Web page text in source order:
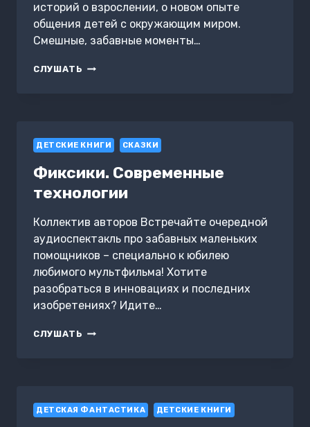
историй о взрослении, о новом опыте
общения детей с окружающим миром.
Смешные, забавные моменты…
СЛУШАТЬ ПРОСТИ
ДЕТСКИЕ КНИГИ СКАЗКИ
Фиксики. Современные
технологии
Коллектив авторов Встречайте очередной
аудиоспектакль про забавных маленьких
помощников – специально к юбилею
любимого мультфильма! Хотите
разобраться в инновациях и последних
изобретениях? Идите…
СЛУШАТЬ ФИКСИКИ.
ДЕТСКАЯ ФАНТАСТИКА ДЕТСКИЕ КНИГИ